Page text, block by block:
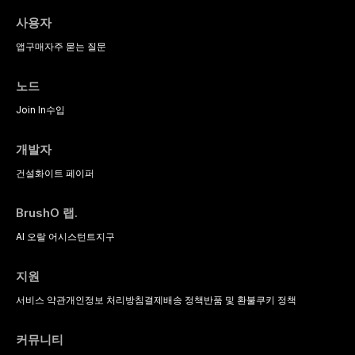
사용자
앱구매자주 묻는 질문
노드
Join In수입
개발자
건설화이트 페이퍼
BrushO 랩.
AI 오랄 어시스턴트지구
지원
서비스 약관개인정보 처리방침결제배송 정책반품 및 환불쿠키 정책
커뮤니티